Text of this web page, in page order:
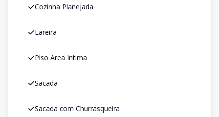
Cozinha Planejada
Lareira
Piso Area Intima
Sacada
Sacada com Churrasqueira